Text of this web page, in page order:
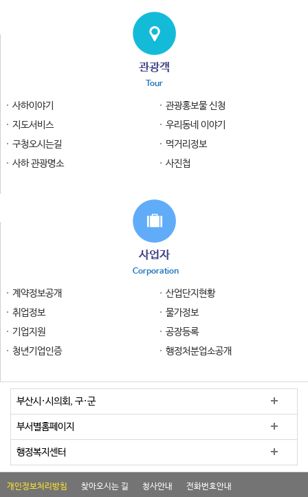
관광객
Tour
사하이야기
관광홍보물 신청
지도서비스
우리동네 이야기
구청오시는길
먹거리정보
사하 관광명소
사진첩
사업자
Corporation
계약정보공개
산업단지현황
취업정보
물가정보
기업지원
공장등록
청년기업인증
행정처분업소공개
부산시·시의회, 구·군
부서별홈페이지
행정복지센터
개인정보처리방침 찾아오시는 길 청사안내 전화번호안내